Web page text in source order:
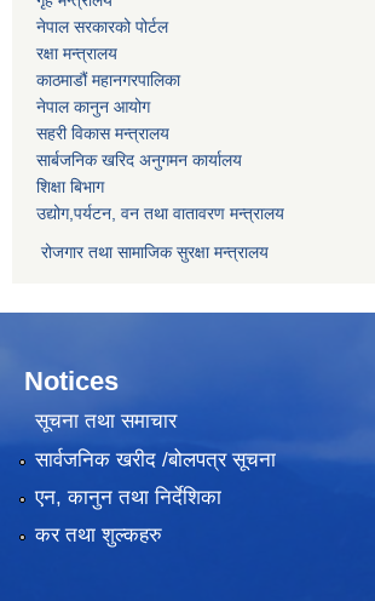
नेपाल सरकारको पोर्टल
रक्षा मन्त्रालय
काठमाडौं महानगरपालिका
नेपाल कानुन आयोग
सहरी विकास मन्त्रालय
सार्बजनिक खरिद अनुगमन कार्यालय
शिक्षा बिभाग
उद्योग,पर्यटन, वन तथा वातावरण मन्त्रालय
रोजगार तथा सामाजिक सुरक्षा मन्त्रालय
Notices
सूचना तथा समाचार
सार्वजनिक खरीद /बोलपत्र सूचना
एन, कानुन तथा निर्देशिका
कर तथा शुल्कहरु